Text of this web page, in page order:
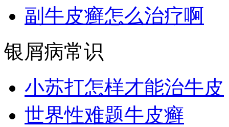
副牛皮癣怎么治疗啊
银屑病常识
小苏打怎样才能治牛皮
世界性难题牛皮癣